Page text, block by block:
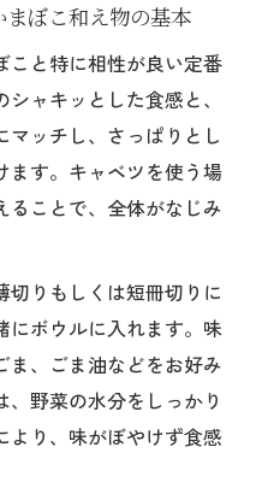
ぼこ和え物術
に作るおつまみの極
かまぼこ和え物の魅
え物で晩酌タイムを
和え物の簡単アレン
え物の極意
ぼこ和え物の基本
こと特に相性が良い定番
ャキッとした食感と、
ッチし、さっぱりとし
ます。キャベツを使う場
ることで、全体がなじみ
りもしくは短冊切りに
にボウルに入れます。味
ま、ごま油などをお好み
野菜の水分をしっかり
より、味がぼやけず食感